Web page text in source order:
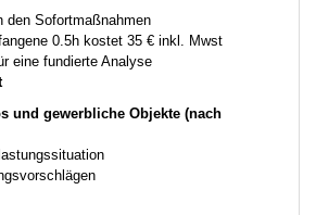
den Sofortmaßnahmen
0.5h kostet 35 € inkl. Mwst
eine fundierte Analyse
und gewerbliche Objekte (nach